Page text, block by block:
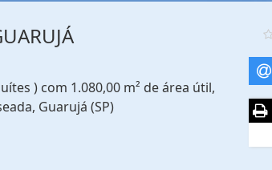
) com 1.080,00 m² de área útil,
Guarujá (SP)